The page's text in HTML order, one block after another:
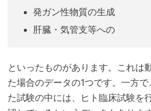
発ガン性物質の生成
肝臓・気管支等への
といったものがあります。これは
た場合のデータの1つです。一方
た試験の中には、ヒト臨床試験を